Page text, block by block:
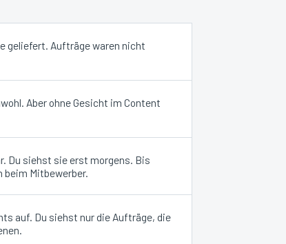
geliefert. Aufträge waren nicht
Aber ohne Gesicht im Content
Du siehst sie erst morgens. Bis
beim Mitbewerber.
auf. Du siehst nur die Aufträge, die